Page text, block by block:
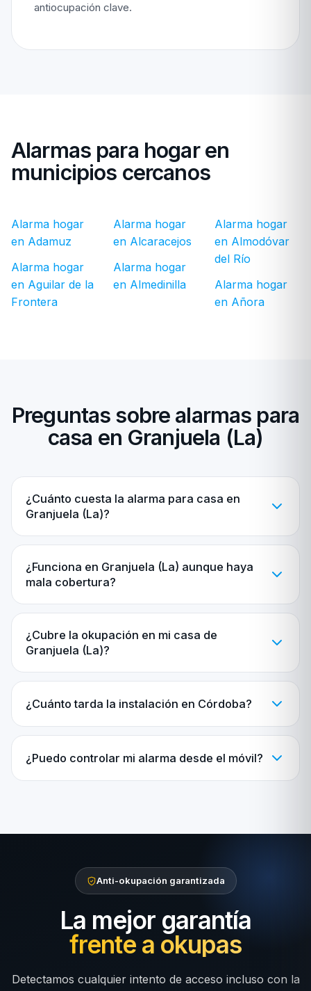
antiocupación clave.
Alarmas para hogar en
municipios cercanos
Alarma hogar
en Adamuz
Alarma hogar
en Aguilar de la
Frontera
Alarma hogar
en Alcaracejos
Alarma hogar
en Almedinilla
Alarma hogar
en Almodóvar
del Río
Alarma hogar
en Añora
Preguntas sobre alarmas para
casa en Granjuela (La)
¿Cuánto cuesta la alarma para casa en
Granjuela (La)?
¿Funciona en Granjuela (La) aunque haya
mala cobertura?
¿Cubre la okupación en mi casa de
Granjuela (La)?
¿Cuánto tarda la instalación en Córdoba?
¿Puedo controlar mi alarma desde el móvil?
Anti-okupación garantizada
La mejor garantía
frente a okupas
Detectamos cualquier intento de acceso incluso con la